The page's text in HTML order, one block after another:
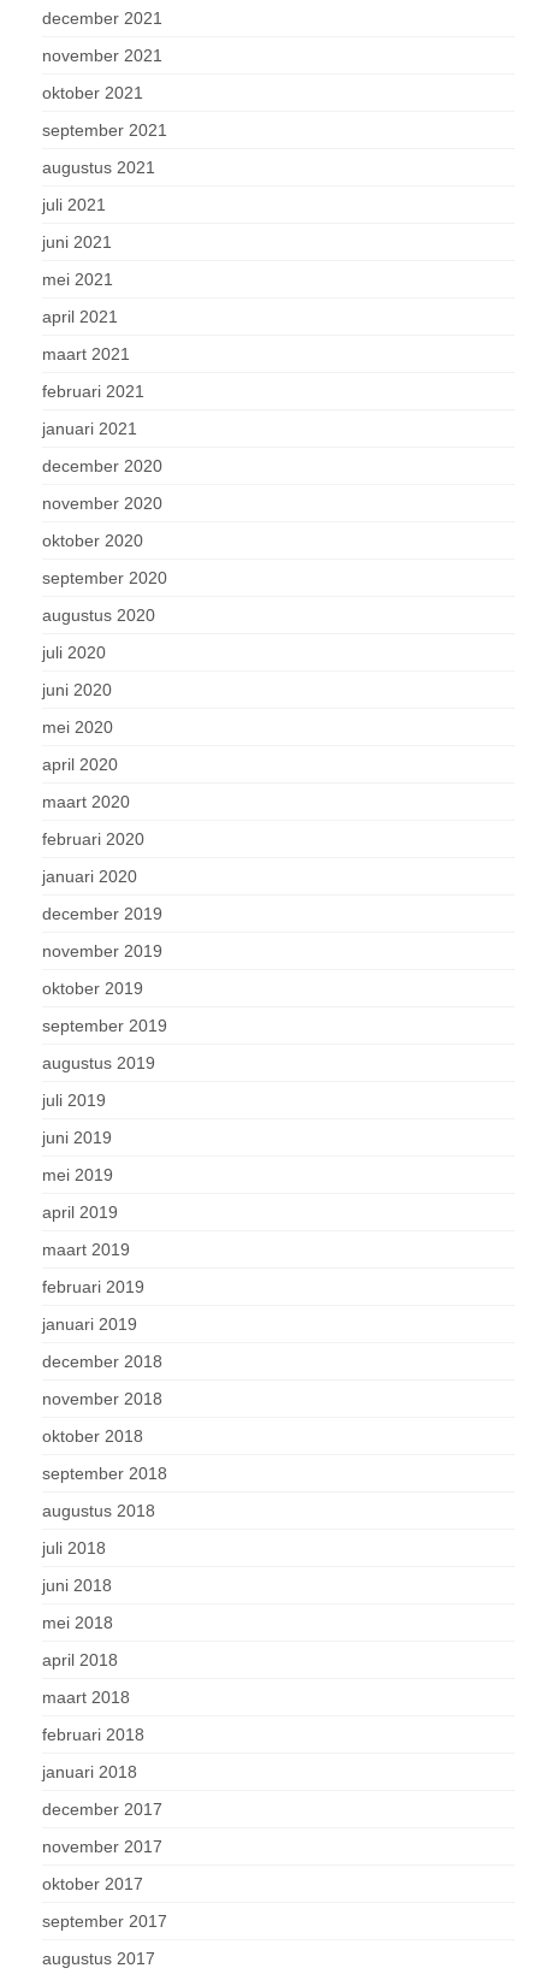
december 2021
november 2021
oktober 2021
september 2021
augustus 2021
juli 2021
juni 2021
mei 2021
april 2021
maart 2021
februari 2021
januari 2021
december 2020
november 2020
oktober 2020
september 2020
augustus 2020
juli 2020
juni 2020
mei 2020
april 2020
maart 2020
februari 2020
januari 2020
december 2019
november 2019
oktober 2019
september 2019
augustus 2019
juli 2019
juni 2019
mei 2019
april 2019
maart 2019
februari 2019
januari 2019
december 2018
november 2018
oktober 2018
september 2018
augustus 2018
juli 2018
juni 2018
mei 2018
april 2018
maart 2018
februari 2018
januari 2018
december 2017
november 2017
oktober 2017
september 2017
augustus 2017